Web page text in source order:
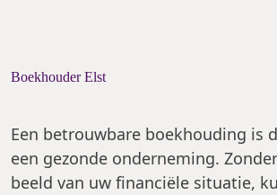
Boekhouder Elst
Een betrouwbare boekhouding is
een gezonde onderneming.
beeld van uw financiële situatie,